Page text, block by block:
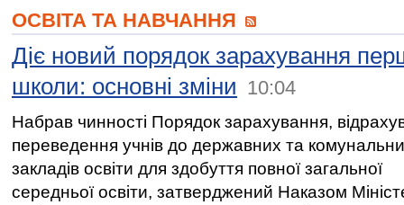
ОСВІТА ТА НАВЧАННЯ
Діє новий порядок зарахування
школи: основні зміни 10:04
Набрав чинності Порядок зарахування,
переведення учнів до державних та
закладів освіти для здобуття повної загальної
середньої освіти, затверджений Наказом